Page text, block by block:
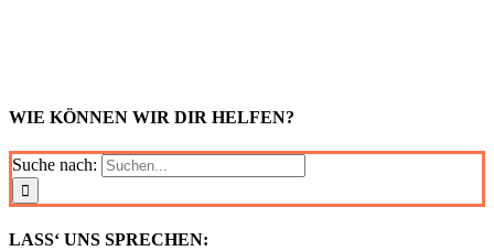
WIE KÖNNEN WIR DIR HELFEN?
Suche nach:
LASS‘ UNS SPRECHEN: